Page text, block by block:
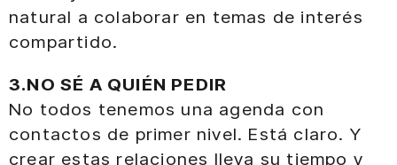
natural a colaborar en temas de interés
compartido.
3.NO SÉ A QUIÉN PEDIR
No todos tenemos una agenda con
contactos de primer nivel. Está claro. Y
crear estas relaciones lleva su tiempo y